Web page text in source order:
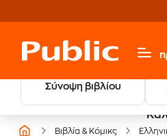
Σύνοψη βιβλίου
Βιβλία & Κόμικς